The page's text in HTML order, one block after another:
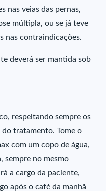
nas veias das pernas,
múltipla, ou se já teve
nas contraindicações.
deverá ser mantida sob
respeitando sempre os
do tratamento. Tome o
com um copo de água,
sempre no mesmo
a cargo da paciente,
após o café da manhã